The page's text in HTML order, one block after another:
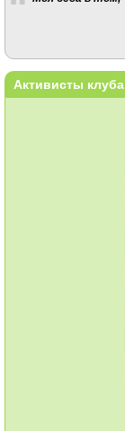
Активисты клуба